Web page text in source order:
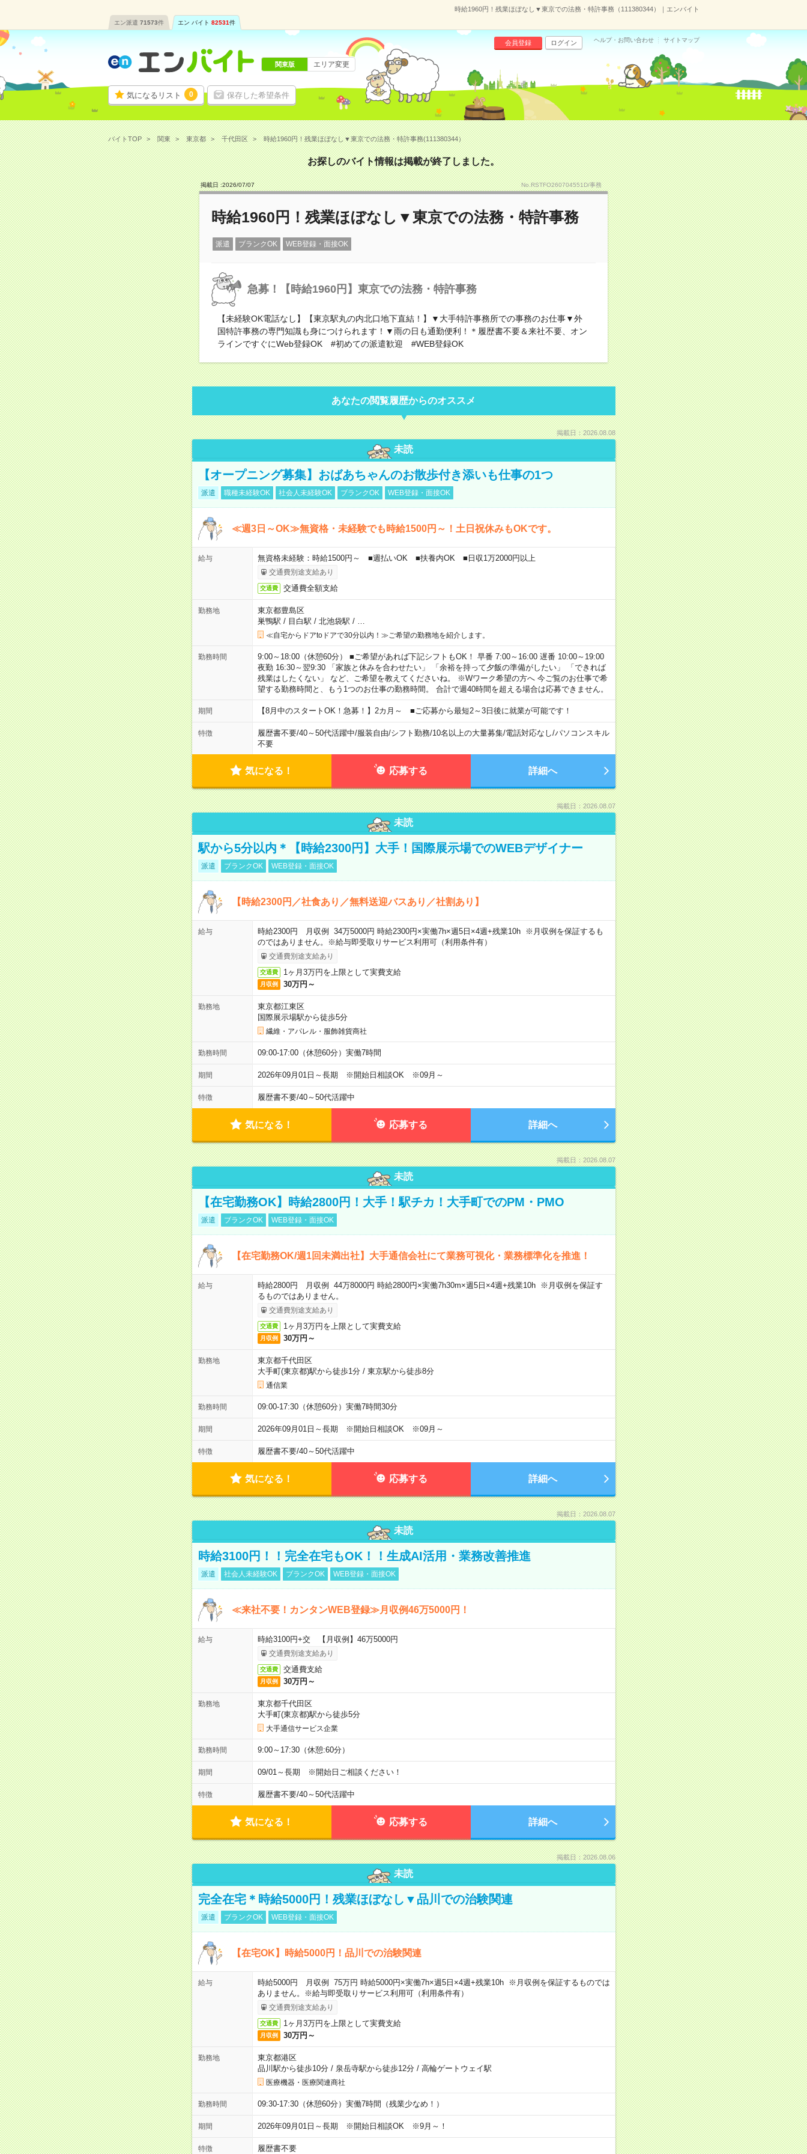
時給1960円！残業ほぼなし▼東京での法務・特許事務（111380344）｜エンバイト
エン派遣 71573件 エン バイト 82531件
気になるリスト 0 保存した希望条件
会員登録 ログイン ヘルプ・お問い合わせ サイトマップ
関東版 エリア変更
バイトTOP 関東 東京都 千代田区 時給1960円！残業ほぼなし▼東京での法務・特許事務(111380344）
お探しのバイト情報は掲載が終了しました。
掲載日 :2026/07/07 No.RSTFO260704551D/事務
時給1960円！残業ほぼなし▼東京での法務・特許事務
派遣 ブランクOK WEB登録・面接OK
急募！【時給1960円】東京での法務・特許事務
【未経験OK電話なし】【東京駅丸の内北口地下直結！】▼大手特許事務所での事務のお仕事▼外
国特許事務の専門知識も身につけられます！▼雨の日も通勤便利！＊履歴書不要＆来社不要、オン
ラインですぐにWeb登録OK #初めての派遣歓迎 #WEB登録OK
あなたの閲覧履歴からのオススメ
掲載日：2026.08.08
未読
【オープニング募集】おばあちゃんのお散歩付き添いも仕事の1つ
派遣 職種未経験OK 社会人未経験OK ブランクOK WEB登録・面接OK
≪週3日～OK≫無資格・未経験でも時給1500円～！土日祝休みもOKです。
給与 無資格未経験：時給1500円～ ■週払いOK ■扶養内OK ■日収1万2000円以上
交通費別途支給あり
交通費 交通費全額支給
勤務地
東京都豊島区
巣鴨駅 / 目白駅 / 北池袋駅 /
≪自宅からドアtoドアで30分以内！≫ご希望の勤務地を紹介します。
勤務時間
9:00～18:00（休憩60分） ■ご希望があれば下記シフトもOK！ 早番 7:00～16:00 遅番 10:00～19:00
夜勤 16:30～翌9:30 「家族と休みを合わせたい」 「余裕を持って夕飯の準備がしたい」 「できれば
残業はしたくない」 など、ご希望を教えてくださいね。 ※Wワーク希望の方へ 今ご覧のお仕事で希
望する勤務時間と、もう1つのお仕事の勤務時間。 合計で週40時間を超える場合は応募できません。
期間 【8月中のスタートOK！急募！】2カ月～ ■ご応募から最短2～3日後に就業が可能です！
特徴 履歴書不要/40～50代活躍中/服装自由/シフト勤務/10名以上の大量募集/電話対応なし/パソコンスキル
不要
気になる！ 応募する 詳細へ
掲載日：2026.08.07
未読
駅から5分以内＊【時給2300円】大手！国際展示場でのWEBデザイナー
派遣 ブランクOK WEB登録・面接OK
【時給2300円／社食あり／無料送迎バスあり／社割あり】
給与
時給2300円 月収例 34万5000円 時給2300円×実働7h×週5日×4週+残業10h ※月収例を保証するも
のではありません。※給与即受取りサービス利用可（利用条件有）
交通費別途支給あり
交通費 1ヶ月3万円を上限として実費支給
月収例 30万円～
勤務地
東京都江東区
国際展示場駅から徒歩5分
繊維・アパレル・服飾雑貨商社
勤務時間 09:00-17:00（休憩60分）実働7時間
期間 2026年09月01日～長期 ※開始日相談OK ※09月～
特徴 履歴書不要/40～50代活躍中
気になる！ 応募する 詳細へ
掲載日：2026.08.07
未読
【在宅勤務OK】時給2800円！大手！駅チカ！大手町でのPM・PMO
派遣 ブランクOK WEB登録・面接OK
【在宅勤務OK/週1回未満出社】大手通信会社にて業務可視化・業務標準化を推進！
給与
時給2800円 月収例 44万8000円 時給2800円×実働7h30m×週5日×4週+残業10h ※月収例を保証す
るものではありません。
交通費別途支給あり
交通費 1ヶ月3万円を上限として実費支給
月収例 30万円～
勤務地
東京都千代田区
大手町(東京都)駅から徒歩1分/ 東京駅から徒歩8分
通信業
勤務時間 09:00-17:30（休憩60分）実働7時間30分
期間 2026年09月01日～長期 ※開始日相談OK ※09月～
特徴 履歴書不要/40～50代活躍中
気になる！ 応募する 詳細へ
掲載日：2026.08.07
未読
時給3100円！！完全在宅もOK！！生成AI活用・業務改善推進
派遣 社会人未経験OK ブランクOK WEB登録・面接OK
≪来社不要！カンタンWEB登録≫月収例46万5000円！
給与 時給3100円+交 【月収例】46万5000円
交通費別途支給あり
交通費 交通費支給
月収例 30万円～
勤務地
東京都千代田区
大手町(東京都)駅から徒歩5分
大手通信サービス企業
勤務時間 9:00～17:30（休憩:60分）
期間 09/01～長期 ※開始日ご相談ください！
特徴 履歴書不要/40～50代活躍中
気になる！ 応募する 詳細へ
掲載日：2026.08.06
未読
完全在宅＊時給5000円！残業ほぼなし▼品川での治験関連
派遣 ブランクOK WEB登録・面接OK
【在宅OK】時給5000円！品川での治験関連
給与
時給5000円 月収例 75万円 時給5000円×実働7h×週5日×4週+残業10h ※月収例を保証するものでは
ありません。※給与即受取りサービス利用可（利用条件有）
交通費別途支給あり
交通費 1ヶ月3万円を上限として実費支給
月収例 30万円～
勤務地
東京都港区
品川駅から徒歩10分/ 泉岳寺駅から徒歩12分/ 高輪ゲートウェイ駅
医療機器・医療関連商社
勤務時間 09:30-17:30（休憩60分）実働7時間（残業少なめ！）
期間 2026年09月01日～長期 ※開始日相談OK ※9月～！
特徴 履歴書不要